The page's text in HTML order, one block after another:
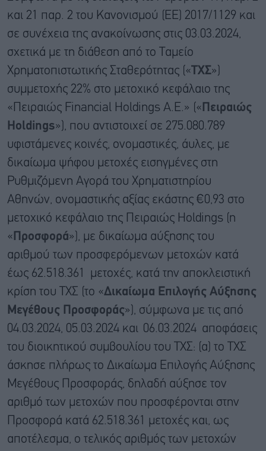
και 21 παρ. 2 του Κανονισμού (ΕΕ) 2017/1129 και
σε συνέχεια της ανακοίνωσης στις 03.03.2024,
σχετικά με τη διάθεση από το Ταμείο
Χρηματοπιστωτικής Σταθερότητας (« ΤΧΣ»)
συμμετοχής 22% στο μετοχικό κεφάλαιο της
«Πειραιώς Financial Holdings Α.Ε.» (« Πειραιώς
Holdings»), που αντιστοιχεί σε 275.080.789
υφιστάμενες κοινές, ονομαστικές, άυλες, με
δικαίωμα ψήφου μετοχές εισηγμένες στη
Ρυθμιζόμενη Αγορά του Χρηματιστηρίου
Αθηνών, ονομαστικής αξίας εκάστης €0,93 στο
μετοχικό κεφάλαιο της Πειραιώς Holdings (η
« Προσφορά»), με δικαίωμα αύξησης του
αριθμού των προσφερόμενων μετοχών κατά
έως 62.518.361 μετοχές, κατά την αποκλειστική
κρίση του ΤΧΣ (το «Δικαίωμα Επιλογής Αύξησης
Μεγέθους Προσφοράς»), σύμφωνα με τις από
04.03.2024, 05.03.2024 και 06.03.2024 αποφάσεις
του διοικητικού συμβουλίου του ΤΧΣ: (α) το ΤΧΣ
άσκησε πλήρως το Δικαίωμα Επιλογής Αύξησης
Μεγέθους Προσφοράς, δηλαδή αύξησε τον
αριθμό των μετοχών που προσφέρονται στην
Προσφορά κατά 62.518.361 μετοχές και, ως
αποτέλεσμα, ο τελικός αριθμός των μετοχών